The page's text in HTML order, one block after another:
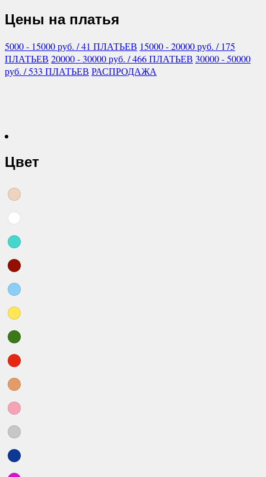
Цены на платья
5000 - 15000руб. / 41 ПЛАТЬЕВ 15000 - 20000руб. / 175
ПЛАТЬЕВ 20000 - 30000руб. / 466 ПЛАТЬЕВ 30000 - 50000
руб. / 533 ПЛАТЬЕВ РАСПРОДАЖА
Цвет